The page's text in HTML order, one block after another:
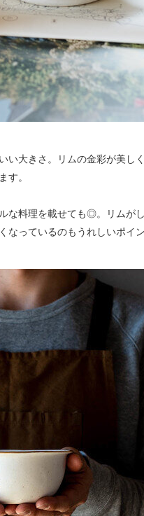
い大きさ。リムの金彩が美し
す。
な料理を載せても◎。リムが
っているのもうれしいポイン